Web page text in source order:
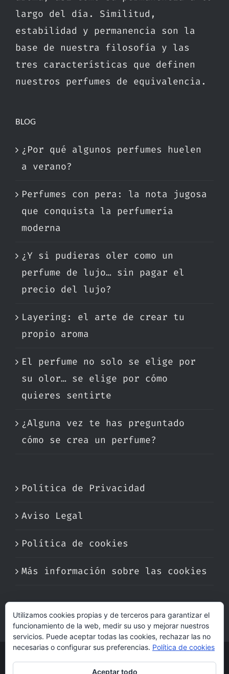
largo del día. Similitud,
estabilidad y permanencia son la
base de nuestra filosofía y las
tres características que definen
nuestros perfumes de equivalencia.
BLOG
¿Por qué algunos perfumes huelen
a verano?
Perfumes con pera: la nota jugosa
que conquista la perfumería
moderna
¿Y si pudieras oler como un
perfume de lujo… sin pagar el
precio del lujo?
Layering: el arte de crear tu
propio aroma
El perfume no solo se elige por
su olor… se elige por cómo
quieres sentirte
¿Alguna vez te has preguntado
cómo se crea un perfume?
Política de Privacidad
Aviso Legal
Política de cookies
Más información sobre las cookies
Utilizamos cookies propias y de terceros para garantizar el
funcionamiento de la web, medir su uso y mejorar nuestros
servicios. Puede aceptar todas las cookies, rechazar las no
necesarias o configurar sus preferencias. Política de cookies
Aceptar todo